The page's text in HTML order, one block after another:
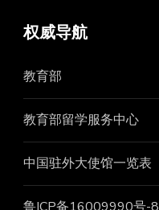
权威导航
教育部
教育部留学服务中心
中国驻外大使馆一览表